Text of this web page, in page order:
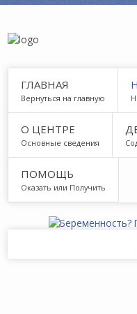
ГЛАВНАЯ
Вернуться на главную
О ЦЕНТРЕ
Основные сведения
ПОМОЩЬ
Оказать или Получить